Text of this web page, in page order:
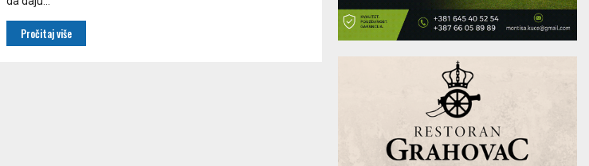
Pročitaj više